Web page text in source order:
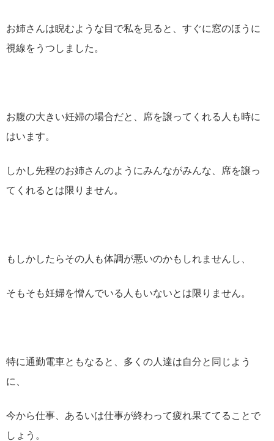
お姉さんは睨むような目で私を見ると、すぐに窓のほうに
視線をうつしました。
お腹の大きい妊婦の場合だと、席を譲ってくれる人も時に
はいます。
しかし先程のお姉さんのようにみんながみんな、席を譲っ
てくれるとは限りません。
もしかしたらその人も体調が悪いのかもしれませんし、
そもそも妊婦を憎んでいる人もいないとは限りません。
特に通勤電車ともなると、多くの人達は自分と同じよう
に、
今から仕事、あるいは仕事が終わって疲れ果ててることで
しょう。